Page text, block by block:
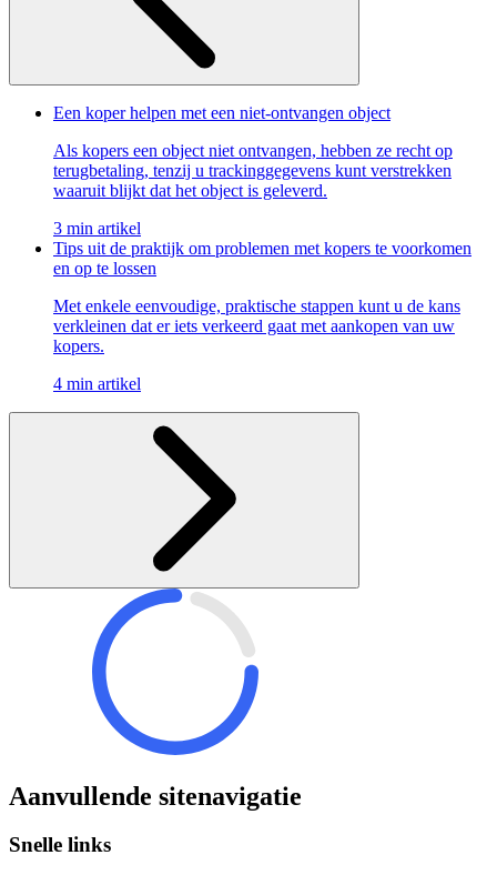
Een koper helpen met een niet-ontvangen object
Als kopers een object niet ontvangen, hebben ze recht op
terugbetaling, tenzij u trackinggegevens kunt verstrekken
waaruit blijkt dat het object is geleverd.
3 min artikel
Tips uit de praktijk om problemen met kopers te voorkomen
en op te lossen
Met enkele eenvoudige, praktische stappen kunt u de kans
verkleinen dat er iets verkeerd gaat met aankopen van uw
kopers.
4 min artikel
Aanvullende sitenavigatie
Snelle links